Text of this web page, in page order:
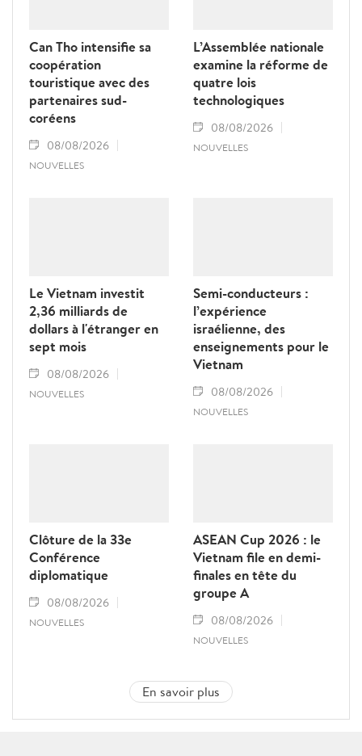
Can Tho intensifie sa
coopération
touristique avec des
partenaires sud-
coréens
08/08/2026
NOUVELLES
L’Assemblée nationale
examine la réforme de
quatre lois
technologiques
08/08/2026
NOUVELLES
Le Vietnam investit
2,36 milliards de
dollars à l'étranger en
sept mois
08/08/2026
NOUVELLES
Semi-conducteurs :
l’expérience
israélienne, des
enseignements pour le
Vietnam
08/08/2026
NOUVELLES
Clôture de la 33e
Conférence
diplomatique
08/08/2026
NOUVELLES
ASEAN Cup 2026 : le
Vietnam file en demi-
finales en tête du
groupe A
08/08/2026
NOUVELLES
En savoir plus